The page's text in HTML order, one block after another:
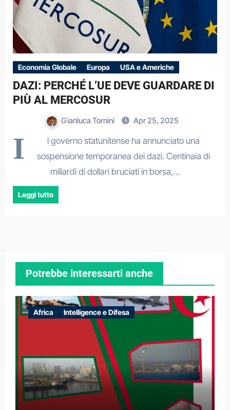
Economia Globale Europa USA e Americhe
DAZI: PERCHÉ L’UE DEVE GUARDARE DI
PIÙ AL MERCOSUR
Gianluca Tornini Apr 25, 2025
I
l governo statunitense ha annunciato una
sospensione temporanea dei dazi. Centinaia di
miliardi di dollari bruciati in borsa,…
Leggi tutto
Potrebbe interessarti anche
Africa Intelligence e Difesa